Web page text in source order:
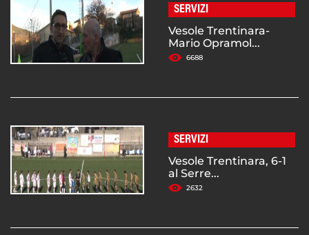
SERVIZI
Vesole Trentinara-
Mario Opramol...
6688
SERVIZI
Vesole Trentinara, 6-1
al Serre...
2632